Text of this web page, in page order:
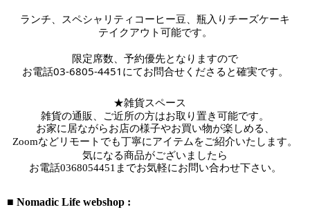
ランチ、スペシャリティコーヒー豆、瓶入りチーズケーキ
テイクアウト可能です。
限定席数、予約優先となりますので
お電話03-6805-4451にてお問合せくださると確実です。
★雑貨スペース
雑貨の通販、ご近所の方はお取り置き可能です。
お家に居ながらお店の様子やお買い物が楽しめる、
Zoomなどリモートでも丁寧にアイテムをご紹介いたします。
気になる商品がございましたら
お電話0368054451までお気軽にお問い合わせ下さい。
■ Nomadic Life webshop :